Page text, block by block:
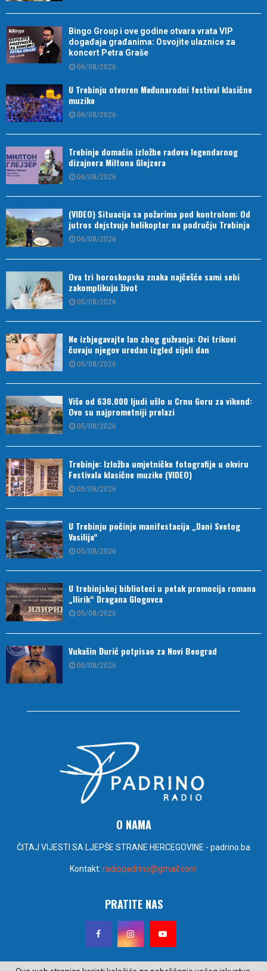
Bingo Group i ove godine otvara vrata VIP
događaja građanima: Osvojite ulaznice za
koncert Petra Graše
06/08/2026
U Trebinju otvoren Međunarodni festival klasične
muzike
06/08/2026
Trebinje domaćin izložbe radova legendarnog
dizajnera Miltona Glejzera
06/08/2026
(VIDEO) Situacija sa požarima pod kontrolom: Od
jutros dejstvuje helikopter na području Trebinja
06/08/2026
Ova tri horoskopska znaka najčešće sami sebi
zakomplikuju život
05/08/2026
Ne izbjegavajte lan zbog gužvanja: Ovi trikovi
čuvaju njegov uredan izgled cijeli dan
05/08/2026
Više od 630.000 ljudi ušlo u Crnu Goru za vikend:
Ovo su najprometniji prelazi
05/08/2026
Trebinje: Izložba umjetničke fotografije u okviru
Festivala klasične muzike (VIDEO)
05/08/2026
U Trebinju počinje manifestacija „Dani Svetog
Vasilija“
05/08/2026
U trebinjskoj biblioteci u petak promocija romana
„Ilirik“ Dragana Glogovca
05/08/2026
Vukašin Đurić potpisao za Novi Beograd
05/08/2026
O NAMA
ČITAJ VIJESTI SA LJEPŠE STRANE HERCEGOVINE - padrino.ba
Kontakt: radiopadrino@gmail.com
PRATITE NAS